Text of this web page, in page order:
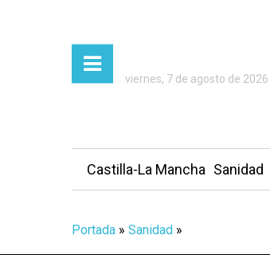
viernes, 7 de agosto de 2026
Castilla-La Mancha Sanidad
Portada » Sanidad »